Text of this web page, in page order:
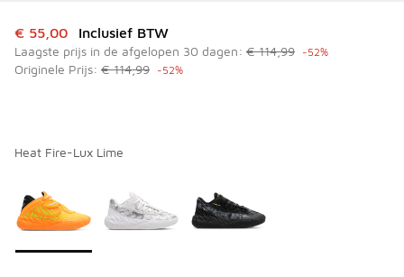
Dit artikel is in de uitverkoop. Dit artikel is in de
€ 55,00 Inclusief BTW
Laagste prijs in de afgelopen 30 dagen: € 114,99 -52%
Originele Prijs: € 114,99 -52%
Heat Fire-Lux Lime